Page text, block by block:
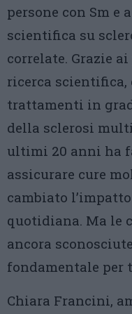
persone con Sm e
scientifica su
correlate. Grazie
ricerca scientifica,
trattamenti in
della sclerosi
ultimi 20 anni ha
assicurare cure
cambiato
quotidiana. Ma le
ancora
fondamentale per
Chiara Francini,